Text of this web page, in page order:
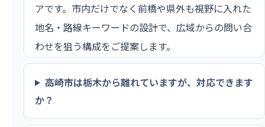
アです。市内だけでなく前橋や県外も視野に入れた
地名・路線キーワードの設計で、広域からの問い合
わせを狙う構成をご提案します。
高崎市は栃木から離れていますが、対応できます
か？